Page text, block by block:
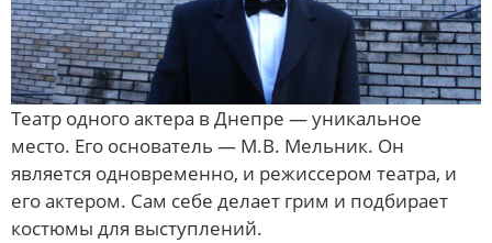
Театр одного актера в Днепре — уникальное
место. Его основатель — М.В. Мельник. Он
является одновременно, и режиссером театра, и
его актером. Сам себе делает грим и подбирает
костюмы для выступлений.